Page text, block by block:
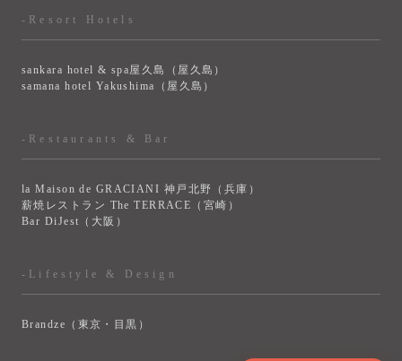
-Resort Hotels
sankara hotel & spa屋久島（屋久島）
samana hotel Yakushima（屋久島）
-Restaurants & Bar
la Maison de GRACIANI 神戸北野（兵庫）
薪焼レストラン The TERRACE（宮崎）
Bar DiJest（大阪）
-Lifestyle & Design
Brandze（東京・目黒）